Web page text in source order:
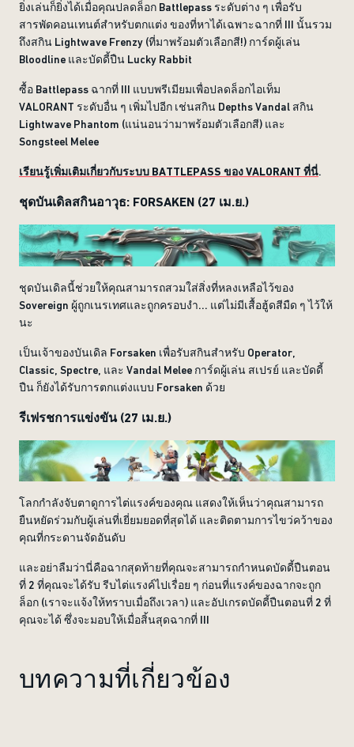
ยิ่งเล่นก็ยิ่งได้เมื่อคุณปลดล็อก Battlepass ระดับต่าง ๆ เพื่อรับ
สารพัดคอนเทนต์สำหรับตกแต่ง ของที่หาได้เฉพาะฉากที่ III นั้นรวม
ถึงสกิน Lightwave Frenzy (ที่มาพร้อมตัวเลือกสี!) การ์ดผู้เล่น
Bloodline และบัดดี้ปืน Lucky Rabbit
ซื้อ Battlepass ฉากที่ III แบบพรีเมียมเพื่อปลดล็อกไอเท็ม
VALORANT ระดับอื่น ๆ เพิ่มไปอีก เช่นสกิน Depths Vandal สกิน
Lightwave Phantom (แน่นอนว่ามาพร้อมตัวเลือกสี) และ
Songsteel Melee
เรียนรู้เพิ่มเติมเกี่ยวกับระบบ BATTLEPASS ของ VALORANT ที่นี่.
ชุดบันเดิลสกินอาวุธ: FORSAKEN (27 เม.ย.)
ชุดบันเดิลนี้ช่วยให้คุณสามารถสวมใส่สิ่งที่หลงเหลือไว้ของ
Sovereign ผู้ถูกเนรเทศและถูกครอบงำ... แต่ไม่มีเสื้อฮู้ดสีมืด ๆ ไว้ให้
นะ
เป็นเจ้าของบันเดิล Forsaken เพื่อรับสกินสำหรับ Operator,
Classic, Spectre, และ Vandal Melee การ์ดผู้เล่น สเปรย์ และบัดดี้
ปืน ก็ยังได้รับการตกแต่งแบบ Forsaken ด้วย
รีเฟรชการแข่งขัน (27 เม.ย.)
โลกกำลังจับตาดูการไต่แรงค์ของคุณ แสดงให้เห็นว่าคุณสามารถ
ยืนหยัดร่วมกับผู้เล่นที่เยี่ยมยอดที่สุดได้ และติดตามการไขว่คว้าของ
คุณที่กระดานจัดอันดับ
และอย่าลืมว่านี่คือฉากสุดท้ายที่คุณจะสามารถกำหนดบัดดี้ปืนตอน
ที่ 2 ที่คุณจะได้รับ รีบไต่แรงค์ไปเรื่อย ๆ ก่อนที่แรงค์ของฉากจะถูก
ล็อก (เราจะแจ้งให้ทราบเมื่อถึงเวลา) และอัปเกรดบัดดี้ปืนตอนที่ 2 ที่
คุณจะได้ ซึ่งจะมอบให้เมื่อสิ้นสุดฉากที่ III
บทความที่เกี่ยวข้อง